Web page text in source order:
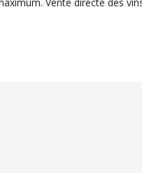
Vente directe des